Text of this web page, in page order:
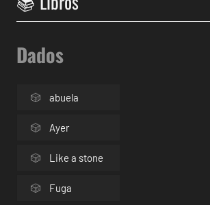
Dados
abuela
Ayer
Like a stone
Fuga